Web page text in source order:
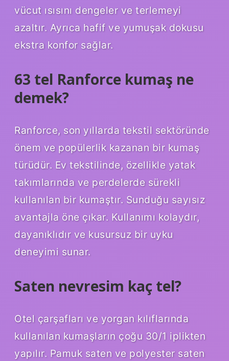
vücut ısısını dengeler ve terlemeyi
azaltır. Ayrıca hafif ve yumuşak dokusu
ekstra konfor sağlar.
63 tel Ranforce kumaş ne
demek?
Ranforce, son yıllarda tekstil sektöründe
önem ve popülerlik kazanan bir kumaş
türüdür. Ev tekstilinde, özellikle yatak
takımlarında ve perdelerde sürekli
kullanılan bir kumaştır. Sunduğu sayısız
avantajla öne çıkar. Kullanımı kolaydır,
dayanıklıdır ve kusursuz bir uyku
deneyimi sunar.
Saten nevresim kaç tel?
Otel çarşafları ve yorgan kılıflarında
kullanılan kumaşların çoğu 30/1 iplikten
yapılır. Pamuk saten ve polyester saten